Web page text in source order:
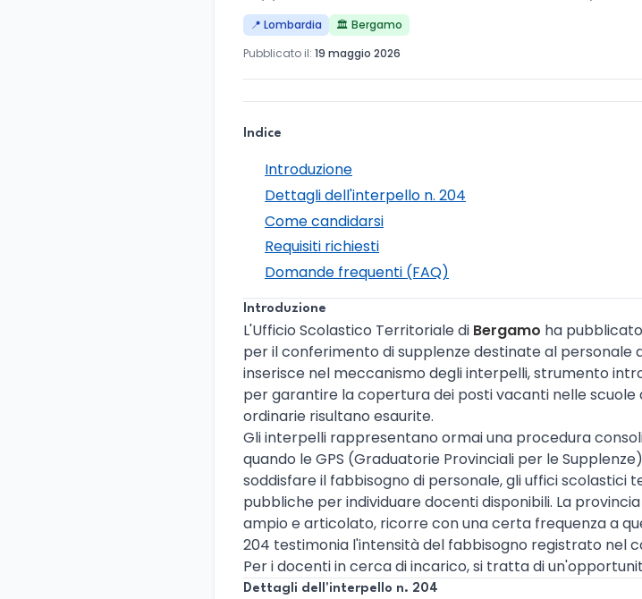
📍 Lombardia
🏛️ Bergamo
Pubblicato il: 19 maggio 2026
Indice
Introduzione
Dettagli dell'interpello n. 204
Come candidarsi
Requisiti richiesti
Domande frequenti (FAQ)
Introduzione
L'Ufficio Scolastico Territoriale di Bergamo ha
per il conferimento di supplenze destinate al personale
inserisce nel meccanismo degli interpelli, strumento
per garantire la copertura dei posti vacanti nelle
ordinarie risultano esaurite.
Gli interpelli rappresentano ormai una procedura
quando le GPS (Graduatorie Provinciali per le
soddisfare il fabbisogno di personale, gli uffici
pubbliche per individuare docenti disponibili. La
ampio e articolato, ricorre con una certa frequenza a
204 testimonia l'intensità del fabbisogno registrato nel
Per i docenti in cerca di incarico, si tratta di
Dettagli dell'interpello n. 204